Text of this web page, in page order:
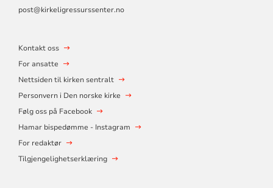
post@kirkeligressurssenter.no
Kontakt oss
For ansatte
Nettsiden til kirken sentralt
Personvern i Den norske kirke
Følg oss på Facebook
Hamar bispedømme - Instagram
For redaktør
Tilgjengelighetserklæring